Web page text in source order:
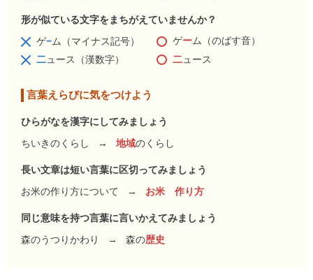
形が似ている文字をまちがえていませんか？
ゲ−ム（マイナス記号） ゲーム（のばす音）
二ュース（漢数字） 二ュース
言葉えらびに気をつけよう
ひらがなを漢字にしてみましょう
ちいきのくらし
→ 地域のくらし
長い文章は短い言葉に区切ってみましょう
お米の作り方について
→ お米 作り方
同じ意味を持つ言葉に言いかえてみましょう
森のうつりかわり
→ 森の歴史